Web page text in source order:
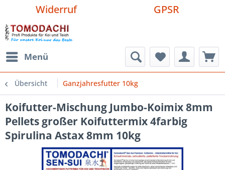
Widerruf GPSR
Menü
Übersicht Ganzjahresfutter 10kg
Koifutter-Mischung Jumbo-Koimix 8mm
Pellets großer Koifuttermix 4farbig
Spirulina Astax 8mm 10kg